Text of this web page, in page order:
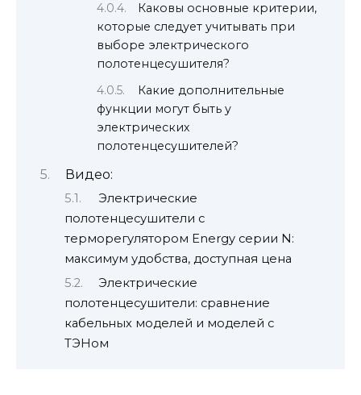
Каковы основные критерии,
которые следует учитывать при
выборе электрического
полотенцесушителя?
Какие дополнительные
функции могут быть у
электрических
полотенцесушителей?
Видео:
Электрические
полотенцесушители с
терморегулятором Energy серии N:
максимум удобства, доступная цена
Электрические
полотенцесушители: сравнение
кабельных моделей и моделей с
ТЭНом